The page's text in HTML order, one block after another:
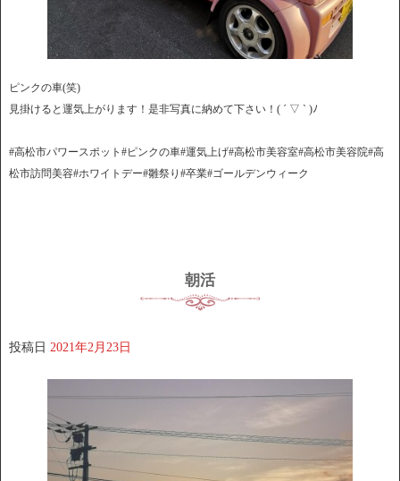
ピンクの車(笑)
見掛けると運気上がります！是非写真に納めて下さい！( ´ ▽ ` )ﾉ
#高松市パワースポット#ピンクの車#運気上げ#高松市美容室#高松市美容院#高
松市訪問美容#ホワイトデー#雛祭り#卒業#ゴールデンウィーク
朝活
投稿日 2021年2月23日